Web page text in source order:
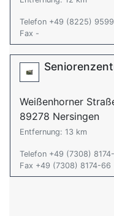
Telefon +49 (8225)
Fax -
Weißenhorner
89278 Nersingen
Entfernung: 13 km
Telefon +49 (7308)
Fax +49 (7308) 8174-66